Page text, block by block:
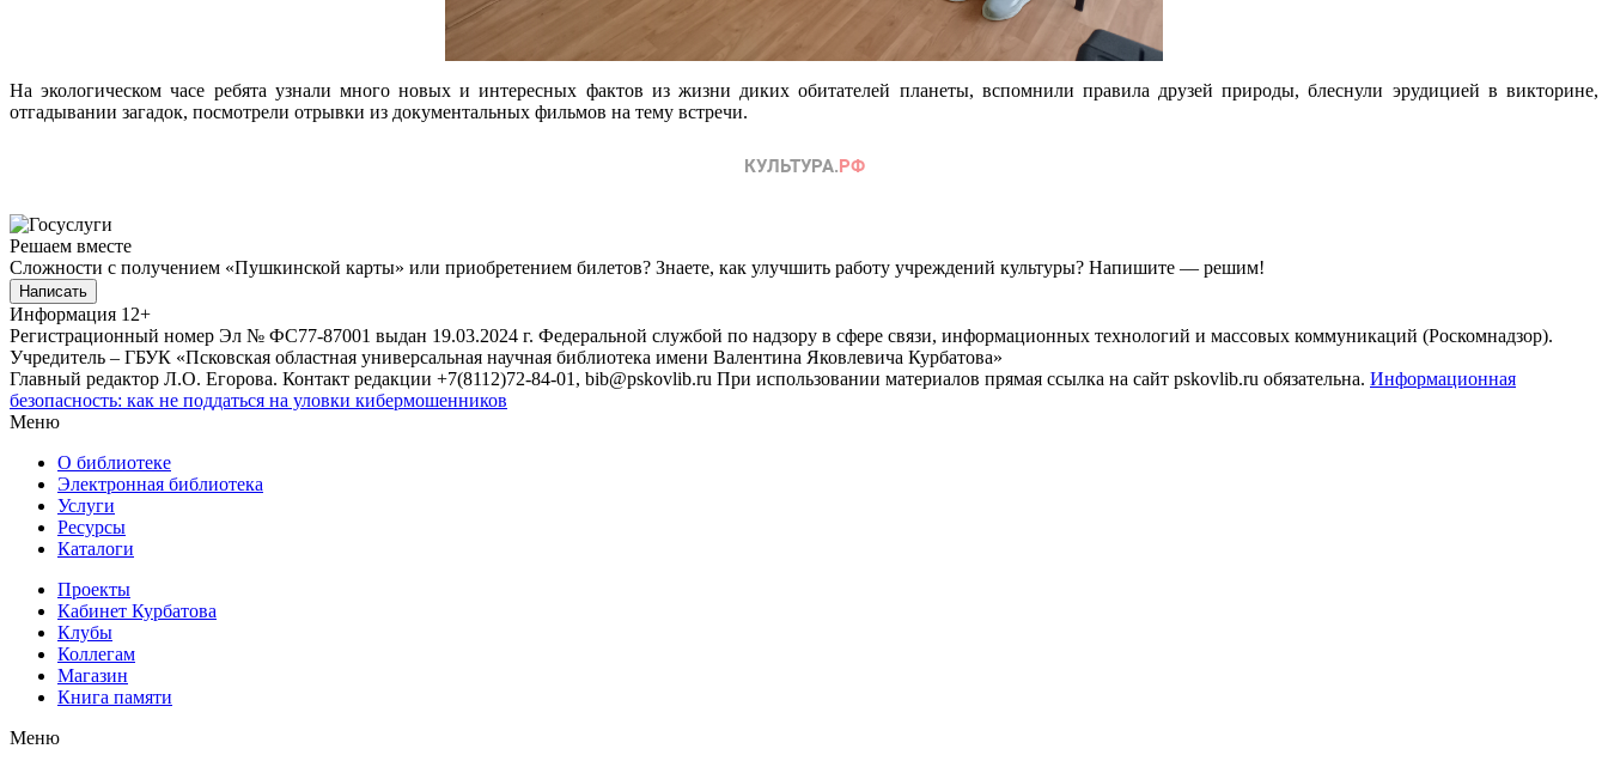
На экологическом часе ребята узнали много новых и интересных фактов из жизни диких обитателей планеты, вспомнили правила друзей природы, блеснули эрудицией в викторине,
отгадывании загадок, посмотрели отрывки из документальных фильмов на тему встречи.
Решаем вместе
Сложности с получением «Пушкинской карты» или приобретением билетов? Знаете, как улучшить работу учреждений культуры? Напишите — решим!
Написать
Информация 12+
Регистрационный номер Эл № ФС77-87001 выдан 19.03.2024 г. Федеральной службой по надзору в сфере связи, информационных технологий и массовых коммуникаций (Роскомнадзор).
Учредитель – ГБУК «Псковская областная универсальная научная библиотека имени Валентина Яковлевича Курбатова»
Главный редактор Л.О. Егорова. Контакт редакции +7(8112)72-84-01, bib@pskovlib.ru При использовании материалов прямая ссылка на сайт pskovlib.ru обязательна. Информационная
безопасность: как не поддаться на уловки кибермошенников
Меню
О библиотеке
Электронная библиотека
Услуги
Ресурсы
Каталоги
Проекты
Кабинет Курбатова
Клубы
Коллегам
Магазин
Книга памяти
Меню